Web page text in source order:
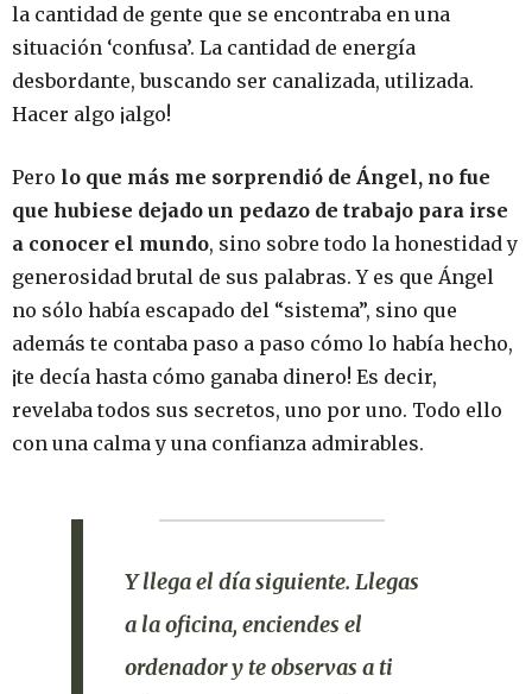
la cantidad de gente que se encontraba en una
situación ‘confusa’. La cantidad de energía
desbordante, buscando ser canalizada, utilizada.
Hacer algo ¡algo!
Pero lo que más me sorprendió de Ángel, no fue
que hubiese dejado un pedazo de trabajo para irse
a conocer el mundo, sino sobre todo la honestidad y
generosidad brutal de sus palabras. Y es que Ángel
no sólo había escapado del “sistema”, sino que
además te contaba paso a paso cómo lo había hecho,
¡te decía hasta cómo ganaba dinero! Es decir,
revelaba todos sus secretos, uno por uno. Todo ello
con una calma y una confianza admirables.
Y llega el día siguiente. Llegas
a la oficina, enciendes el
ordenador y te observas a ti